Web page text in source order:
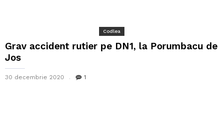
Codlea
Grav accident rutier pe DN1, la Porumbacu de
Jos
30 decembrie 2020 1